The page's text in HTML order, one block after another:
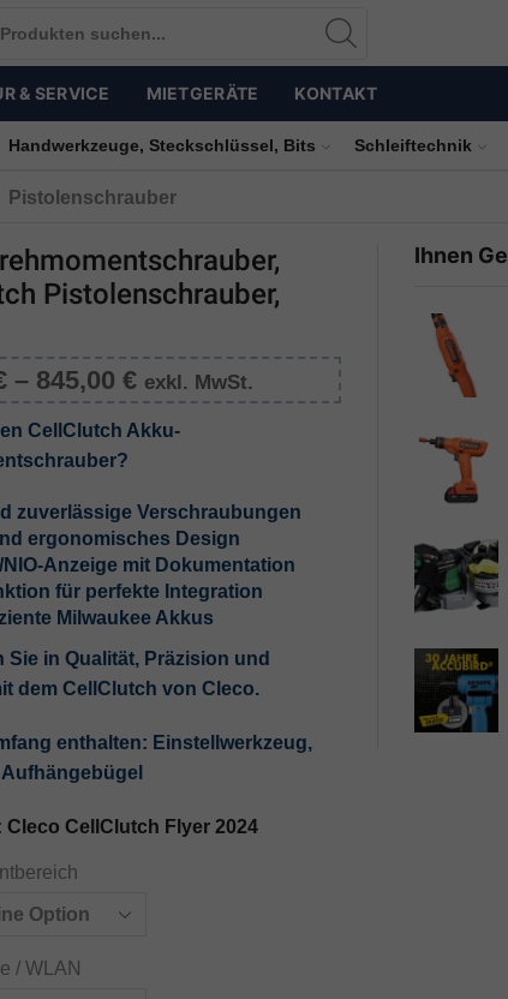
& SERVICE MIETGERÄTE KONTAKT
Lieferung
Handwerkzeuge, Steckschlüssel, Bits Schleiftechnik
Pistolenschrauber
Pistolenschrauber,
– 845,00 € exkl. MwSt.
CellClutch Akku-
zuverlässige Verschraubungen
ergonomisches Design
NIO-Anzeige mit Dokumentation
für perfekte Integration
Milwaukee Akkus
Sie in Qualität, Präzision und
dem CellClutch von Cleco.
enthalten: Einstellwerkzeug,
Cleco CellClutch Flyer 2024
/ WLAN
Ihnen